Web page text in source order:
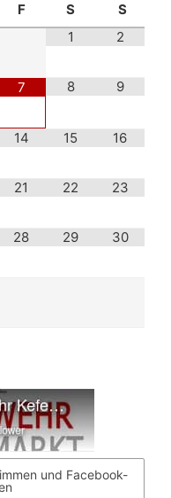
F S
S
1
2
7 8 9
14 15 16
21 22 23
28 29 30
und Facebook-